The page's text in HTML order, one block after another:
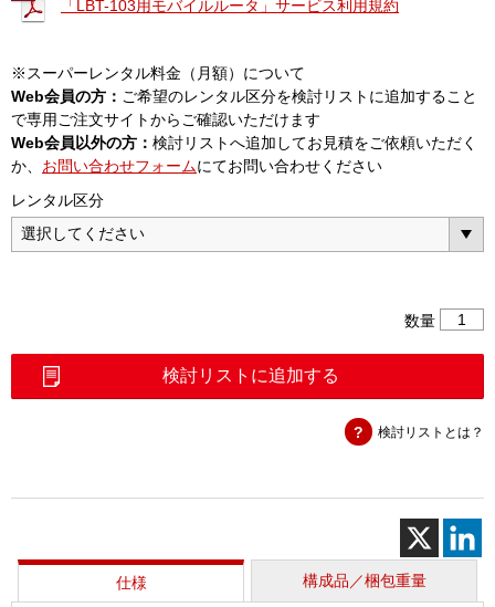
「LBT-103用モバイルルータ」サービス利用規約
※スーパーレンタル料金（月額）について
Web会員の方： ご希望のレンタル区分を検討リストに追加すること
で専用ご注文サイトからご確認いただけます
Web会員以外の方： 検討リストへ追加してお見積をご依頼いただく
か、 お問い合わせフォームにてお問い合わせください
レンタル区分
数量
LBT-
作
ト
個
検討リストに追加する
検討リストとは？
仕様 構成品／梱包重量